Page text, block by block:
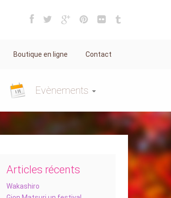
Boutique en ligne Contact
Evènements
Articles récents
Wakashiro